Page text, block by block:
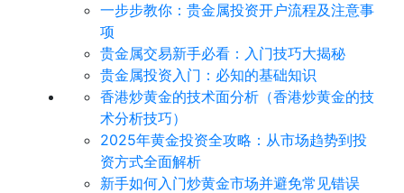
​一步步教你：贵金属投资开户流程及注意事
项
贵金属交易新手必看：入门技巧大揭秘
贵金属投资入门：必知的基础知识
香港炒黄金的技术面分析（香港炒黄金的技
术分析技巧）
2025年黄金投资全攻略：从市场趋势到投
资方式全面解析
新手如何入门炒黄金市场并避免常见错误